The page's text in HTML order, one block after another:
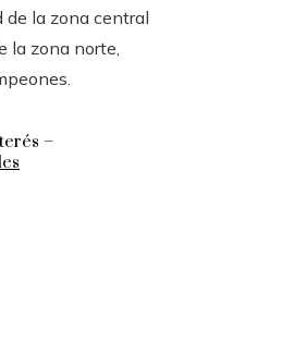
de la zona central
la zona norte,
–